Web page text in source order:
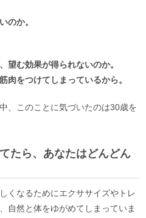
のか。
望む効果が得られないのか。
肉をつけてしまっているから。
、このことに気づいたのは30歳を
たら、あなたはどんどん
くなるためにエクササイズやトレ
自然と体をゆがめてしまっていま